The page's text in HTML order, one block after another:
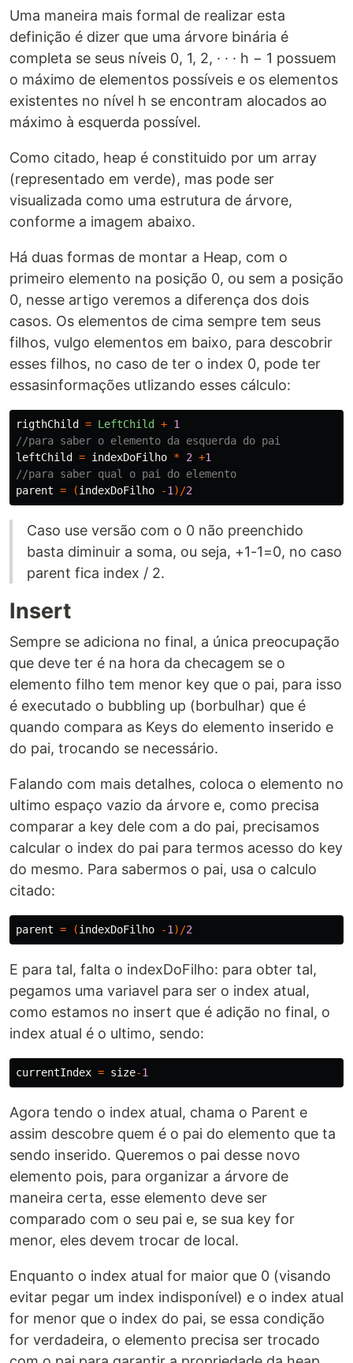
Uma maneira mais formal de realizar esta
definição é dizer que uma árvore binária é
completa se seus níveis 0, 1, 2, · · · h − 1 possuem
o máximo de elementos possíveis e os elementos
existentes no nível h se encontram alocados ao
máximo à esquerda possível.
Como citado, heap é constituido por um array
(representado em verde), mas pode ser
visualizada como uma estrutura de árvore,
conforme a imagem abaixo.
Há duas formas de montar a Heap, com o
primeiro elemento na posição 0, ou sem a posição
0, nesse artigo veremos a diferença dos dois
casos. Os elementos de cima sempre tem seus
filhos, vulgo elementos em baixo, para descobrir
esses filhos, no caso de ter o index 0, pode ter
essasinformações utlizando esses cálculo:
rigthChild = LeftChild + 1
//para saber o elemento da esquerda do pai
leftChild
= indexDoFilho * 2 +1
//para saber qual o pai do elemento
parent = (indexDoFilho -1 )/2
Caso use versão com o 0 não preenchido
basta diminuir a soma, ou seja, +1-1=0, no caso
parent fica index / 2.
Insert
Sempre se adiciona no final, a única preocupação
que deve ter é na hora da checagem se o
elemento filho tem menor key que o pai, para isso
é executado o bubbling up (borbulhar) que é
quando compara as Keys do elemento inserido e
do pai, trocando se necessário.
Falando com mais detalhes, coloca o elemento no
ultimo espaço vazio da árvore e, como precisa
comparar a key dele com a do pai, precisamos
calcular o index do pai para termos acesso do key
do mesmo. Para sabermos o pai, usa o calculo
citado:
parent = (indexDoFilho -1 )/2
E para tal, falta o indexDoFilho: para obter tal,
pegamos uma variavel para ser o index atual,
como estamos no insert que é adição no final, o
index atual é o ultimo, sendo:
currentIndex = size-1
Agora tendo o index atual, chama o Parent e
assim descobre quem é o pai do elemento que ta
sendo inserido. Queremos o pai desse novo
elemento pois, para organizar a árvore de
maneira certa, esse elemento deve ser
comparado com o seu pai e, se sua key for
menor, eles devem trocar de local.
Enquanto o index atual for maior que 0 (visando
evitar pegar um index indisponível) e o index atual
for menor que o index do pai, se essa condição
for verdadeira, o elemento precisa ser trocado